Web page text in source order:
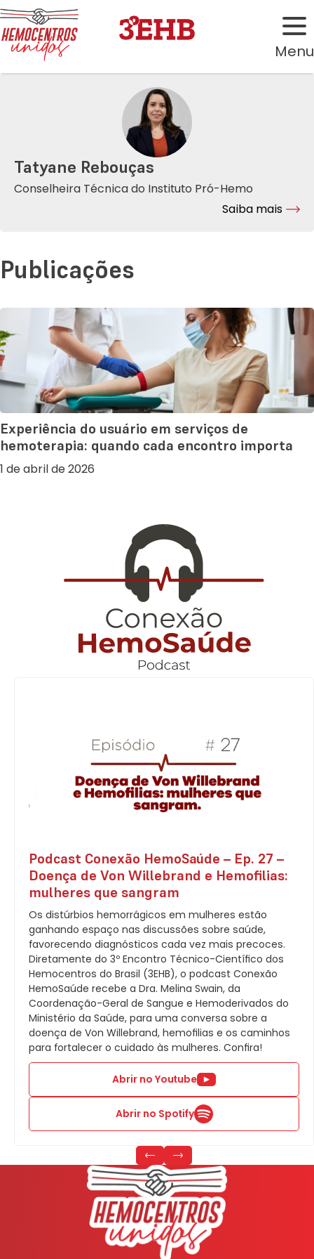
Menu
Tatyane Rebouças
Conselheira Técnica do Instituto Pró-Hemo
Saiba mais
Publicações
Experiência do usuário em serviços de
hemoterapia: quando cada encontro importa
1 de abril de 2026
Podcast Conexão HemoSaúde – Ep. 27 –
Doença de Von Willebrand e Hemofilias:
mulheres que sangram
Os distúrbios hemorrágicos em mulheres estão
ganhando espaço nas discussões sobre saúde,
favorecendo diagnósticos cada vez mais precoces.
Diretamente do 3º Encontro Técnico-Científico dos
Hemocentros do Brasil (3EHB), o podcast Conexão
HemoSaúde recebe a Dra. Melina Swain, da
Coordenação-Geral de Sangue e Hemoderivados do
Ministério da Saúde, para uma conversa sobre a
doença de Von Willebrand, hemofilias e os caminhos
para fortalecer o cuidado às mulheres. Confira!
Abrir no Youtube
Abrir no Spotify